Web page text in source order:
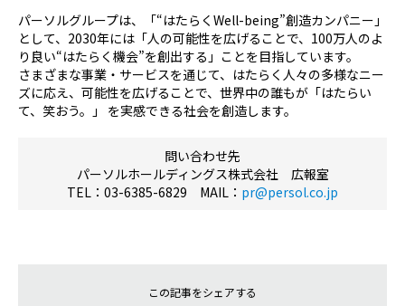
パーソルグループは、「“はたらく Well-being”創造カンパニー」
として、 2030年には「人の可能性を広げることで、 100万人のよ
り良い“はたらく機会”を創出する」ことを目指しています。
さまざまな事業・サービスを通じて、はたらく人々の多様なニー
ズに応え、可能性を広げることで、世界中の誰もが「はたらい
て、笑おう。」 を実感できる社会を創造します。
問い合わせ先
パーソルホールディングス株式会社 広報室
TEL ：03-6385-6829 MAIL ： pr@persol.co.jp
この記事をシェアする